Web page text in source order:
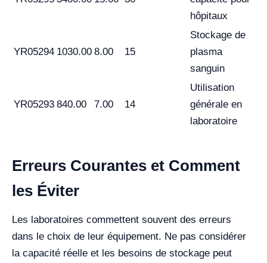
hôpitaux
YR05294 1030.00 8.00 15
Stockage de
plasma
sanguin
YR05293 840.00 7.00 14
Utilisation
générale en
laboratoire
Erreurs Courantes et Comment
les Éviter
Les laboratoires commettent souvent des erreurs
dans le choix de leur équipement. Ne pas considérer
la capacité réelle et les besoins de stockage peut